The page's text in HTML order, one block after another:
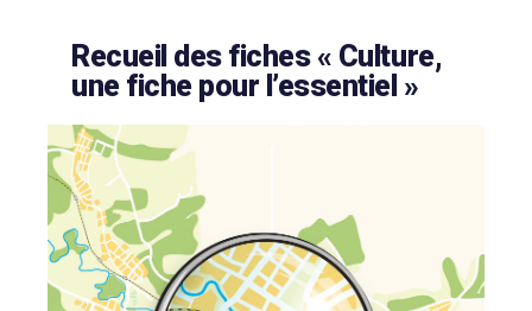
Recueil des fiches « Culture,
une fiche pour l’essentiel »